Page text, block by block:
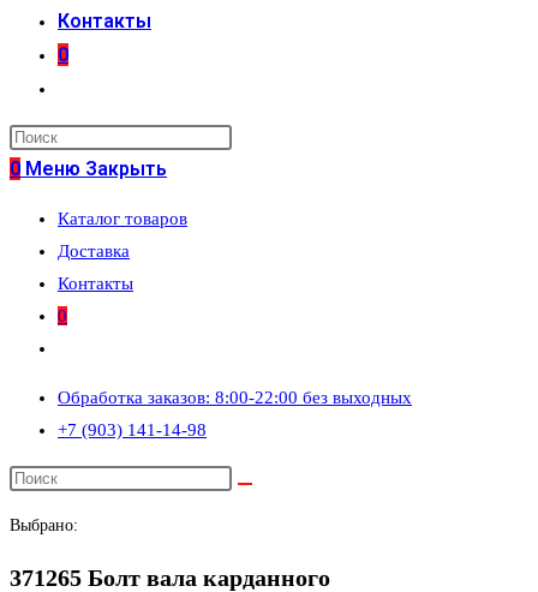
Контакты
0
поиск
по
сайту
0 Меню Закрыть
Каталог товаров
Доставка
Контакты
0
по
веб-
сайту
Обработка заказов: 8:00-22:00 без выходных
+7 (903) 141-14-98
Выбрано:
371265 Болт вала карданного